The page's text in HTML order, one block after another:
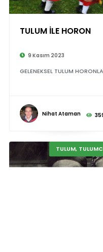
TULUM İLE HORON
9 Kasım 2023
GELENEKSEL TULUM
Nihat Ataman
TULUM,